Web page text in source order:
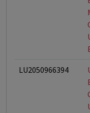
LU2050966394